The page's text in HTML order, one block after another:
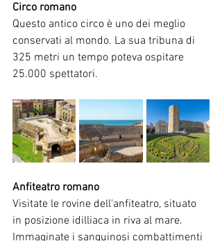
Circo romano
Questo antico circo è uno dei meglio
conservati al mondo. La sua tribuna di
325 metri un tempo poteva ospitare
25.000 spettatori.
Anfiteatro romano
Visitate le rovine dell'anfiteatro, situato
in posizione idilliaca in riva al mare.
Immaginate i sanguinosi combattimenti